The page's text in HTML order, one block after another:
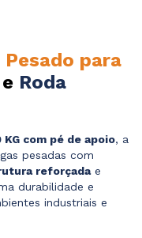
para
e Roda
KG com pé de apoio, a
pesadas com
reforçadae
durabilidade e
industriais e